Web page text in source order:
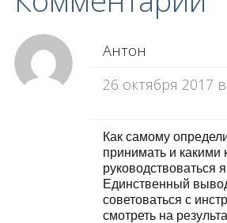
Антон
26 октября 2017 в
Как самому
принимать и какими
руководствоваться
Единственный
советоваться с
смотреть на